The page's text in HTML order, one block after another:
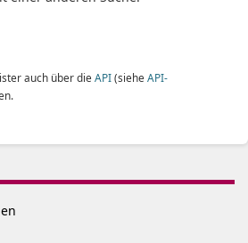
auch über die API(siehe API-